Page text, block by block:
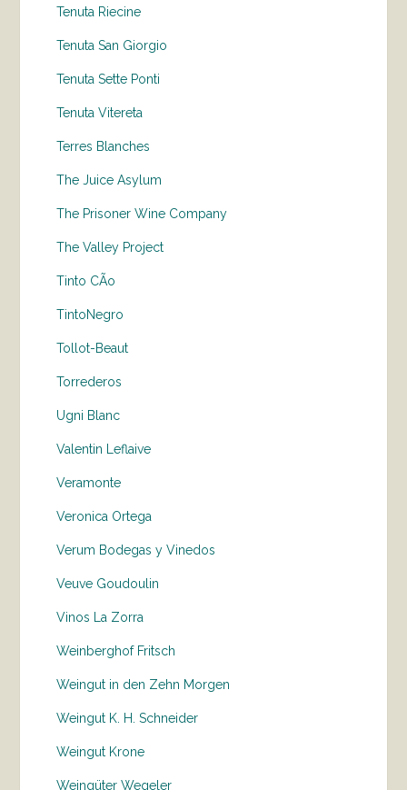
Tenuta Riecine
Tenuta San Giorgio
Tenuta Sette Ponti
Tenuta Vitereta
Terres Blanches
The Juice Asylum
The Prisoner Wine Company
The Valley Project
Tinto CÃo
TintoNegro
Tollot-Beaut
Torrederos
Ugni Blanc
Valentin Leflaive
Veramonte
Veronica Ortega
Verum Bodegas y Vinedos
Veuve Goudoulin
Vinos La Zorra
Weinberghof Fritsch
Weingut in den Zehn Morgen
Weingut K. H. Schneider
Weingut Krone
Weingüter Wegeler